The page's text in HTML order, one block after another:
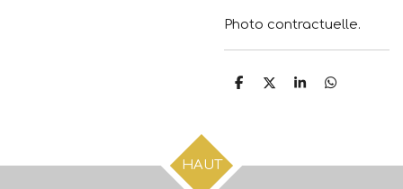
Photo contractuelle.
P
e
P
e
P
e
P
e
HAUT